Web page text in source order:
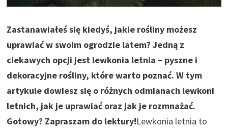
Zastanawiałeś się kiedyś, jakie rośliny możesz
uprawiać w swoim ogrodzie latem? Jedną z
ciekawych opcji jest lewkonia letnia – pyszne i
dekoracyjne rośliny, które warto poznać. W tym
artykule dowiesz się o różnych odmianach lewkoni
letnich, jak je uprawiać oraz jak je rozmnażać.
Gotowy? Zapraszam do lektury!Lewkonia letnia to